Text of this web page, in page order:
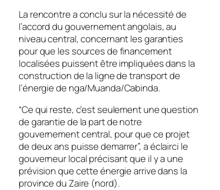
La rencontre a conclu sur la nécessité de
l’accord du gouvernement angolais, au
niveau central, concernant les garanties
pour que les sources de financement
localisées puissent être impliquées dans la
construction de la ligne de transport de
l’énergie de nga/Muanda/Cabinda.
“Ce qui reste, c’est seulement une question
de garantie de la part de notre
gouvernement central, pour que ce projet
de deux ans puisse demarrer”, a éclairci le
gouverneur local précisant que il y a une
prévision que cette énergie arrive dans la
province du Zaire (nord).